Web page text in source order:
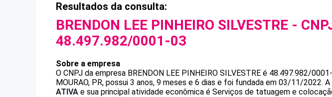
Resultados da consulta:
BRENDON LEE PINHEIRO SILVESTRE -
48.497.982/0001-03
Sobre a empresa
O CNPJ da empresa BRENDON LEE PINHEIRO SILVESTRE é 48.497.982/
MOURAO, PR, possui 3 anos, 9 meses e 6 dias e foi fundada em 03/11/2022. A
ATIVA e sua principal atividade econômica é Serviços de tatuagem e